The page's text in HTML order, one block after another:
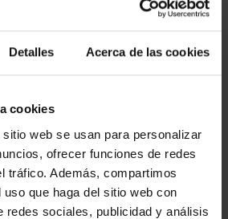
Detalles Acerca de las cookies
cookies
web se usan para personalizar
ofrecer funciones de redes
tráfico. Además, compartimos
que haga del sitio web con
redes sociales, publicidad y análisis